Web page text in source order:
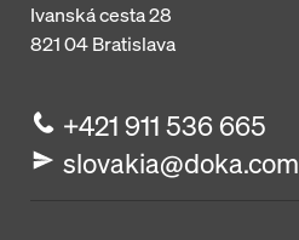
Ivanská cesta 28
821 04Bratislava
+421 911 536 665
slovakia@doka.com